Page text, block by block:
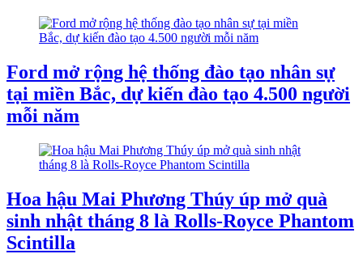
Ford mở rộng hệ thống đào tạo nhân sự
tại miền Bắc, dự kiến đào tạo 4.500 người
mỗi năm
Hoa hậu Mai Phương Thúy úp mở quà
sinh nhật tháng 8 là Rolls-Royce Phantom
Scintilla